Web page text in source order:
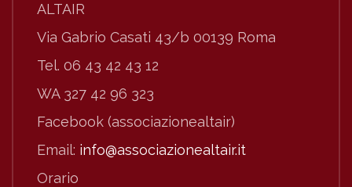
ALTAIR
Via Gabrio Casati 43/b 00139 Roma
Tel. 06 43 42 43 12
WA 327 42 96 323
Facebook (associazionealtair)
Email: info@associazionealtair.it
Orario